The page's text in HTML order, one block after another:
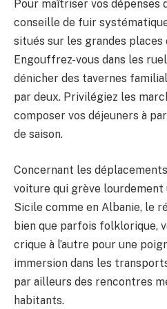
Pour maîtriser vos dépenses
conseille de fuir
situés sur les grandes places
Engouffrez-vous dans les
dénicher des tavernes
par deux. Privilégiez les
composer vos déjeuners à
de saison.
Concernant les
voiture qui grève lourdement
Sicile comme en Albanie, le
bien que parfois folklorique,
crique à l’autre pour une
immersion dans les
par ailleurs des rencontres
habitants.